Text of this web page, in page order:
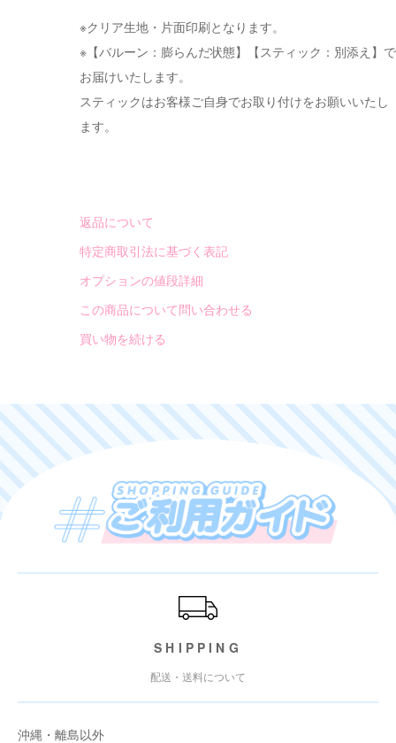
※クリア生地・片面印刷となります。
※【バルーン：膨らんだ状態】【スティック：別添え】で
お届けいたします。
スティックはお客様ご自身でお取り付けをお願いいたし
ます。
返品について
特定商取引法に基づく表記
オプションの値段詳細
この商品について問い合わせる
買い物を続ける
SHIPPING
配送・送料について
沖縄・離島以外